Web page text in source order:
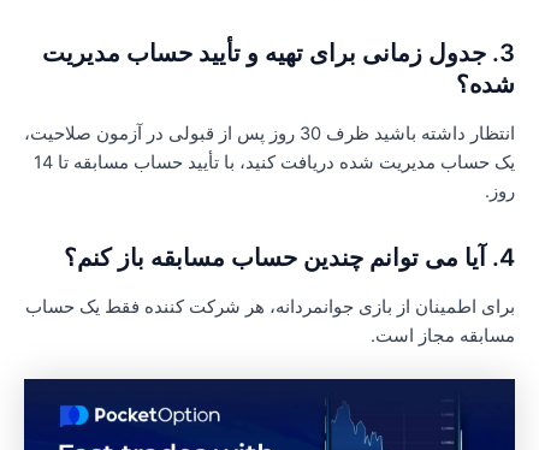
3. جدول زمانی برای تهیه و تأیید حساب مدیریت
انتظار داشته باشید ظرف 30 روز پس از قبولی در آزمون صلاحیت،
یک حساب مدیریت شده دریافت کنید، با تأیید حساب مسابقه تا 14
اطمینان از بازی جوانمردانه، هر شرکت کننده فقط یک حساب
مجاز است.